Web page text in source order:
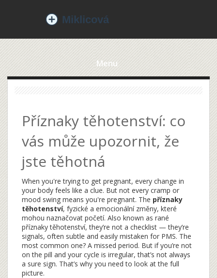
Menu
Příznaky těhotenství: co
vás může upozornit, že
jste těhotná
When you're trying to get pregnant, every change in
your body feels like a clue. But not every cramp or
mood swing means you're pregnant. The příznaky
těhotenství, fyzické a emocionální změny, které
mohou naznačovat početí. Also known as rané
příznaky těhotenství, they’re not a checklist — they’re
signals, often subtle and easily mistaken for PMS. The
most common one? A missed period. But if you’re not
on the pill and your cycle is irregular, that’s not always
a sure sign. That’s why you need to look at the full
picture.